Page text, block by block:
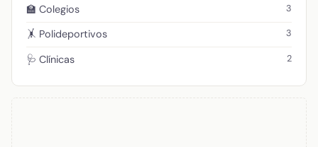
🏫 Colegios 3
🤸 Polideportivos 3
🩺 Clínicas 2